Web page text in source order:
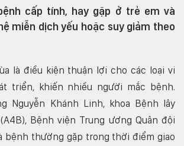
cấp tính, hay gặp ở trẻ em và
miễn dịch yếu hoặc suy giảm theo
là điều kiện thuận lợi cho các loại vi
triển, khiến nhiều người mắc bệnh.
Nguyễn Khánh Linh, khoa Bệnh lây
Bệnh viện Trung ương Quân đội
bệnh thường gặp trong thời điểm giao